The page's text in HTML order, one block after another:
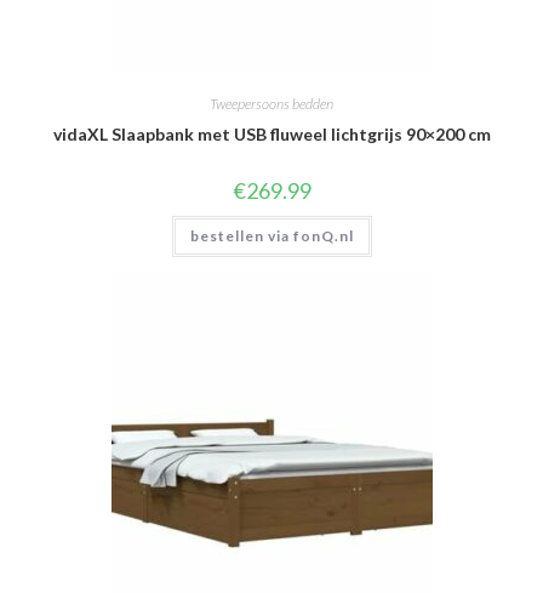
Tweepersoons bedden
vidaXL Slaapbank met USB fluweel lichtgrijs 90×200 cm
€269.99
bestellen via fonQ.nl